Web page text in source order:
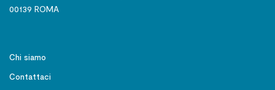
00139 ROMA
Chi siamo
Contattaci